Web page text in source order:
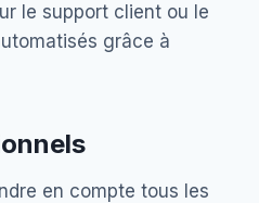
le support client ou le
grâce à
en compte tous les